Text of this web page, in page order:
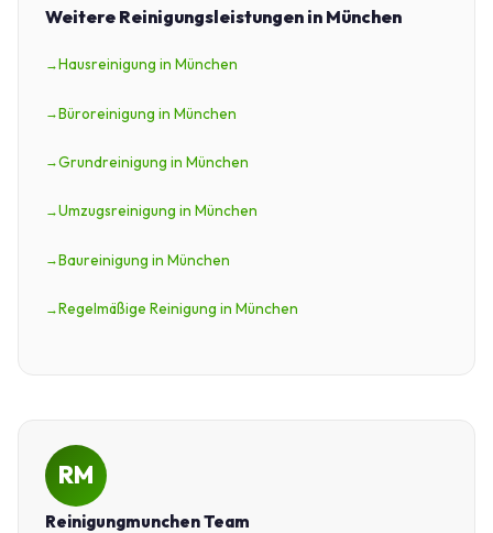
Weitere Reinigungsleistungen in München
Hausreinigung in München
Büroreinigung in München
Grundreinigung in München
Umzugsreinigung in München
Baureinigung in München
Regelmäßige Reinigung in München
RM
Reinigungmunchen Team